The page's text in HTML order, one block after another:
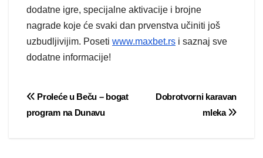
dodatne igre, specijalne aktivacije i brojne
nagrade koje će svaki dan prvenstva učiniti još
uzbudljivijim. Poseti www.maxbet.rs i saznaj sve
dodatne informacije!
Post
navigation
Dobrotvorni karavan
mleka
Proleće u Beču – bogat
program na Dunavu